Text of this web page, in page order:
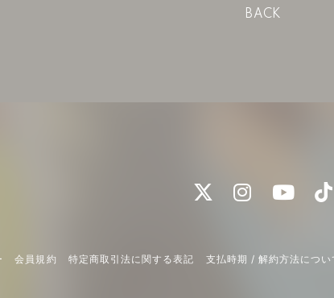
BACK
会員規約 特定商取引法に関する表記 支払時期 / 解約方法につい